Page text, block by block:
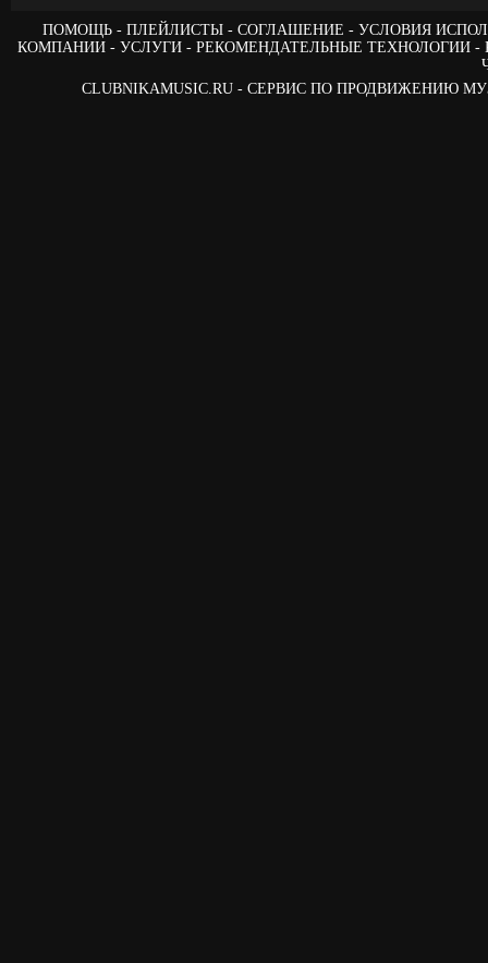
ПОМОЩЬ ПЛЕЙЛИСТЫ СОГЛАШЕНИЕ
УСЛОВИЯ
КОМПАНИИ
УСЛУГИ РЕКОМЕНДАТЕЛЬНЫЕ ТЕХНОЛОГИИ
CLUBNIKAMUSIC.RU - СЕРВИС ПО ПРОДВИЖЕНИЮ